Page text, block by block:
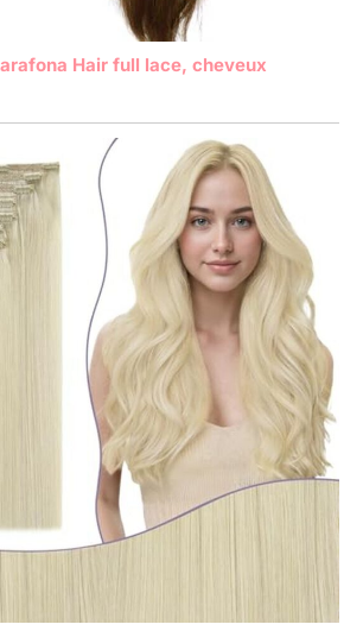
Hair full lace, cheveux